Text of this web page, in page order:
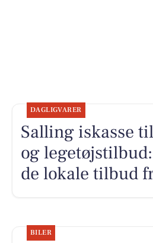
DAGLIGVARER
Salling iskasse
og
de lokale tilbud
BILER